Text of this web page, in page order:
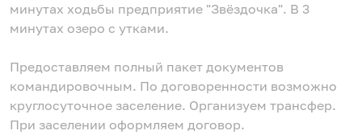
минутах ходьбы предприятие "Звёздочка". В 3
минутах озеро с утками.
Предоставляем полный пакет документов
командировочным. По договоренности возможно
круглосуточное заселение. Организуем трансфер.
При заселении оформляем договор.